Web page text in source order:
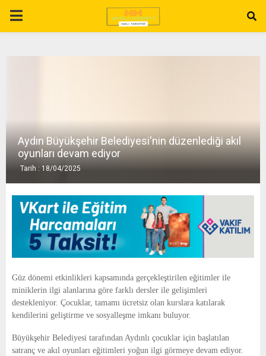
P
A
E
N
U
Aydın Büyükşehir Belediyesi'nin düzenlediği akıl
oyunları devam ediyor
Tarih : 18/04/2025
Güz dönemi etkinlikleri kapsamında gerçekleştirilen eğitimler ile
miniklerin ilgi alanlarına göre farklı dersler ile gelişimleri
destekleniyor. Çocuklar, tamamı ücretsiz olan kurslara katılarak
kendilerini geliştirme ve sosyalleşme imkanı buluyor.
Büyükşehir Belediyesi tarafından Aydınlı çocuklar için başlatılan
satranç ve akıl oyunları eğitimleri yoğun ilgi görmeye devam ediyor.